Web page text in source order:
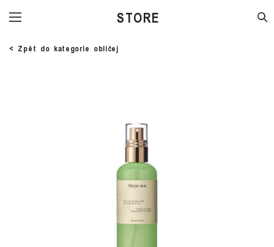
STORE
< Zpět do kategorie obličej